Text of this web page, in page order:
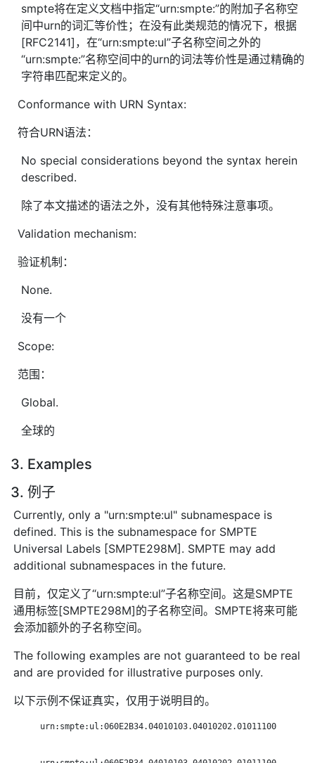
smpte将在定义文档中指定“urn:smpte:”的附加子名称空
间中urn的词汇等价性；在没有此类规范的情况下，根据
[RFC2141]，在“urn:smpte:ul”子名称空间之外的
“urn:smpte:”名称空间中的urn的词法等价性是通过精确的
字符串匹配来定义的。
Conformance with URN Syntax:
符合URN语法：
No special considerations beyond the syntax herein
described.
除了本文描述的语法之外，没有其他特殊注意事项。
Validation mechanism:
验证机制：
None.
没有一个
Scope:
范围：
Global.
全球的
3. Examples
3. 例子
Currently, only a "urn:smpte:ul" subnamespace is
defined. This is the subnamespace for SMPTE
Universal Labels [SMPTE298M]. SMPTE may add
additional subnamespaces in the future.
目前，仅定义了“urn:smpte:ul”子名称空间。这是SMPTE
通用标签[SMPTE298M]的子名称空间。SMPTE将来可能
会添加额外的子名称空间。
The following examples are not guaranteed to be real
and are provided for illustrative purposes only.
以下示例不保证真实，仅用于说明目的。
      urn:smpte:ul:060E2B34.04010103.04010202.01011100